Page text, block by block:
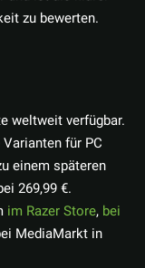
zu bewerten.
weltweit verfügbar.
für PC
einem späteren
269,99 €.
im Razer Store, bei
MediaMarkt in